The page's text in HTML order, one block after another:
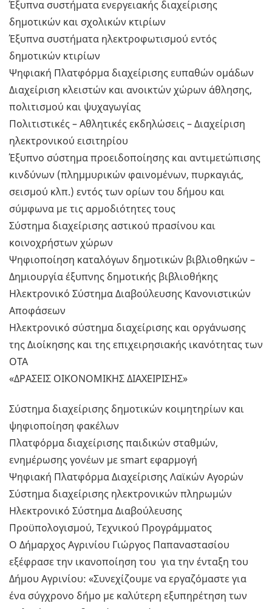
Έξυπνα συστήματα ενεργειακής διαχείρισης
δημοτικών και σχολικών κτιρίων
Έξυπνα συστήματα ηλεκτροφωτισμού εντός
δημοτικών κτιρίων
Ψηφιακή Πλατφόρμα διαχείρισης ευπαθών ομάδων
Διαχείριση κλειστών και ανοικτών χώρων άθλησης,
πολιτισμού και ψυχαγωγίας
Πολιτιστικές – Αθλητικές εκδηλώσεις – Διαχείριση
ηλεκτρονικού εισιτηρίου
Έξυπνο σύστημα προειδοποίησης και αντιμετώπισης
κινδύνων (πλημμυρικών φαινομένων, πυρκαγιάς,
σεισμού κλπ.) εντός των ορίων του δήμου και
σύμφωνα με τις αρμοδιότητες τους
Σύστημα διαχείρισης αστικού πρασίνου και
κοινοχρήστων χώρων
Ψηφιοποίηση καταλόγων δημοτικών βιβλιοθηκών –
Δημιουργία έξυπνης δημοτικής βιβλιοθήκης
Ηλεκτρονικό Σύστημα Διαβούλευσης Κανονιστικών
Αποφάσεων
Ηλεκτρονικό σύστημα διαχείρισης και οργάνωσης
της Διοίκησης και της επιχειρησιακής ικανότητας των
ΟΤΑ
«ΔΡΑΣΕΙΣ ΟΙΚΟΝΟΜΙΚΗΣ ΔΙΑΧΕΙΡΙΣΗΣ»
Σύστημα διαχείρισης δημοτικών κοιμητηρίων και
ψηφιοποίηση φακέλων
Πλατφόρμα διαχείρισης παιδικών σταθμών,
ενημέρωσης γονέων με smart εφαρμογή
Ψηφιακή Πλατφόρμα Διαχείρισης Λαϊκών Αγορών
Σύστημα διαχείρισης ηλεκτρονικών πληρωμών
Ηλεκτρονικό Σύστημα Διαβούλευσης
Προϋπολογισμού, Τεχνικού Προγράμματος
Ο Δήμαρχος Αγρινίου Γιώργος Παπαναστασίου
εξέφρασε την ικανοποίηση του για την ένταξη του
Δήμου Αγρινίου: «Συνεχίζουμε να εργαζόμαστε για
ένα σύγχρονο δήμο με καλύτερη εξυπηρέτηση των